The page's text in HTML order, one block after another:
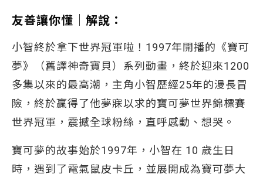
友善讓你懂│解說：
小智終於拿下世界冠軍啦！1997年開播的《寶可
夢》（舊譯神奇寶貝）系列動畫，終於迎來1200
多集以來的最高潮，主角小智歷經25年的漫長冒
險，終於贏得了他夢寐以求的寶可夢世界錦標賽
世界冠軍，震撼全球粉絲，直呼感動、想哭。
寶可夢的故事始於1997年，小智在 10 歲生日
時，遇到了電氣鼠皮卡丘，並展開成為寶可夢大